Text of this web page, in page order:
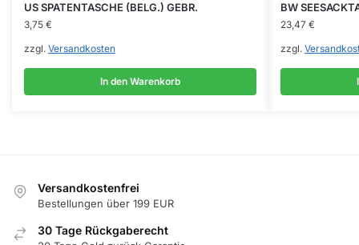
US SPATENTASCHE (BELG.) GEBR.
3,75 €
zzgl. Versandkosten
In den Warenkorb
BW
23,47 €
zzgl.
Versandkostenfrei
Bestellungen über 199 EUR
30 Tage Rückgaberecht